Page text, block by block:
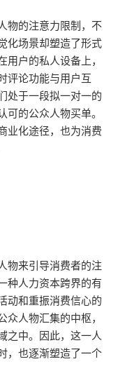
物的注意力限制，不
化场景却塑造了形式
用户的私人设备上，
评论功能与用户互
处于一段拟一对一的
的公众人物买单。
业化途径，也为消费
物来引导消费者的注
种人力资本跨界的有
动和重振消费信心的
人物汇集的中枢，
之中。因此，这一人
，也逐渐塑造了一个